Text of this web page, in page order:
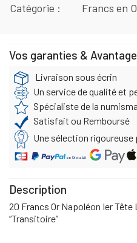
Catégorie
Francs en
Vos garanties &
Livraison sous écrin
Un service de qualité et
Spécialiste de la
Satisfait ou Remboursé
Une sélection
Description
20 Francs Or Napoléon Ier Tête
“Transitoire”